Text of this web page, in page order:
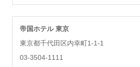
帝国ホテル 東京
東京都千代田区内幸町1-1-1
03-3504-1111